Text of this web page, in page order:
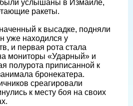
были услышаны в Измаиле,
ракеты.
к высадке, подняли
уже находился у
и первая рота стала
мониторы «Ударный» и
полурота приписанной к
бронекатера.
среагировали
к месту боя на своих